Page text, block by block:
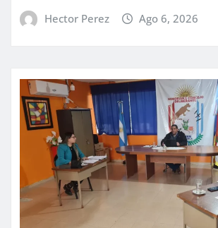
Hector Perez Ago 6, 2026